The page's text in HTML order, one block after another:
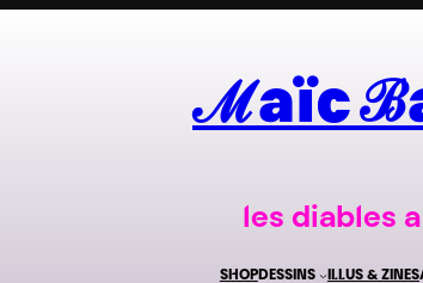
ℳaïc
les diables
SHOPDESSINS ILLUS & ZINES